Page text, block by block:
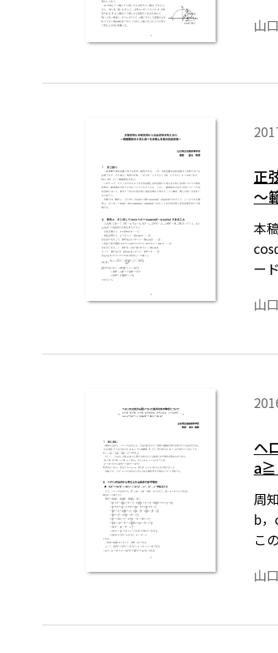
と
山
正
～
本
ー
山
ヘ
周
b
こ
ド
山